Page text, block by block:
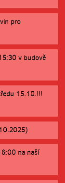
pro
v budově
15.10.!!!
na naší